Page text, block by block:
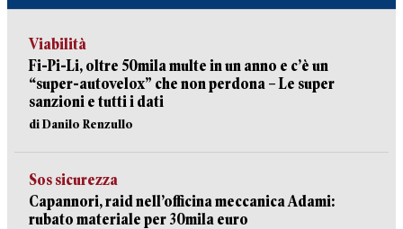
Viabilità
Fi-Pi-Li, oltre 50mila multe in un anno e c’è un
“super-autovelox” che non perdona – Le super
sanzioni e tutti i dati
di Danilo Renzullo
Sos sicurezza
Capannori, raid nell’officina meccanica Adami:
rubato materiale per 30mila euro